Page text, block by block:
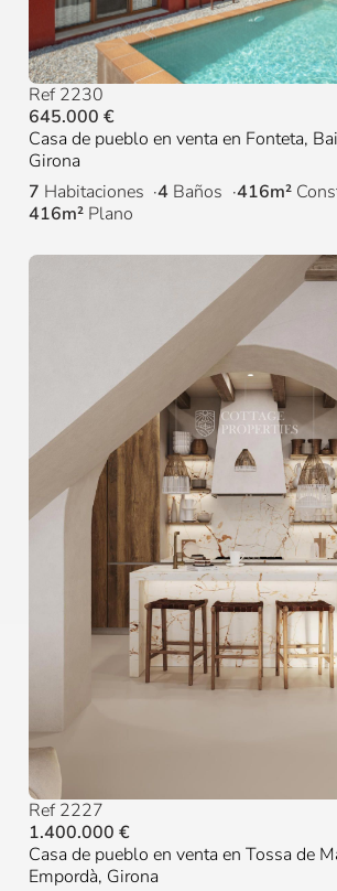
Ref 2230
645.000 €
Casa de pueblo en venta en Fonteta,
Girona
7 Habitaciones 4 Baños 416m²
416m² Plano
Ref 2227
1.400.000 €
Casa de pueblo en venta en Tossa de
Empordà, Girona